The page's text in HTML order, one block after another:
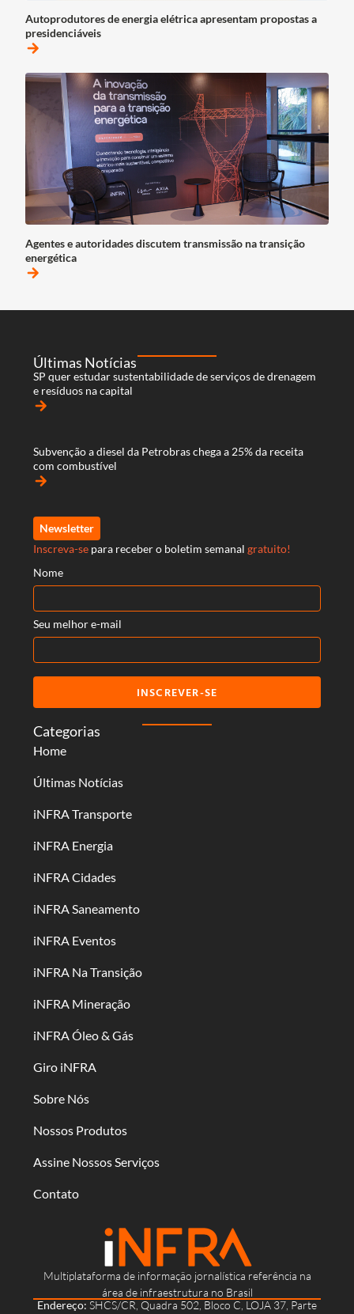
Autoprodutores de energia elétrica apresentam propostas a
presidenciáveis
arrow_forward
Agentes e autoridades discutem transmissão na transição
energética
arrow_forward
Multiplataforma de informação jornalística referência na
área de infraestrutura no Brasil
Endereço: SHCS/CR, Quadra 502, Bloco C, LOJA 37, Parte
Categorias
Home
Últimas Notícias
iNFRA Transporte
iNFRA Energia
iNFRA Cidades
iNFRA Saneamento
iNFRA Eventos
iNFRA Na Transição
iNFRA Mineração
iNFRA Óleo & Gás
Giro iNFRA
Sobre Nós
Nossos Produtos
Assine Nossos Serviços
Contato
Últimas Notícias
SP quer estudar sustentabilidade de serviços de drenagem
e resíduos na capital
arrow_forward
Subvenção a diesel da Petrobras chega a 25% da receita
com combustível
arrow_forward
Newsletter
Inscreva-se para receber o boletim semanal gratuito!
Nome
Seu melhor e-mail
INSCREVER-SE